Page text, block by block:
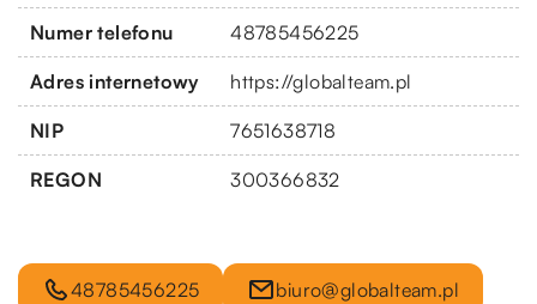
Numer telefonu 48785456225
Adres internetowy https://globalteam.pl
NIP 7651638718
REGON 300366832
48785456225 biuro@globalteam.pl